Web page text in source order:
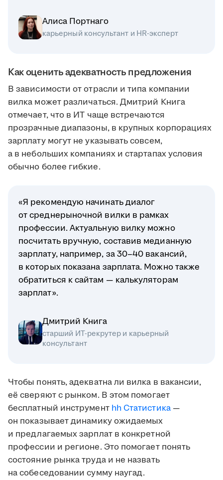
Алиса Портнаго
карьерный консультант и HR-эксперт
Как оценить адекватность предложения
В зависимости от отрасли и типа компании
вилка может различаться. Дмитрий Книга
отмечает, что в ИТ чаще встречаются
прозрачные диапазоны, в крупных корпорациях
зарплату могут не указывать совсем,
а в небольших компаниях и стартапах условия
обычно более гибкие.
«Я рекомендую начинать диалог
от среднерыночной вилки в рамках
профессии. Актуальную вилку можно
посчитать вручную, составив медианную
зарплату, например, за 30–40 вакансий,
в которых показана зарплата. Можно также
обратиться к сайтам — калькуляторам
зарплат».
Дмитрий Книга
старший ИТ-рекрутер и карьерный
консультант
Чтобы понять, адекватна ли вилка в вакансии,
её сверяют с рынком. В этом помогает
бесплатный инструмент hh Статистика—
он показывает динамику ожидаемых
и предлагаемых зарплат в конкретной
профессии и регионе. Это помогает понять
состояние рынка труда и не назвать
на собеседовании сумму наугад.